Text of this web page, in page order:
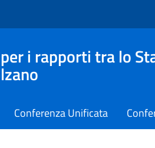
i rapporti tra lo
Conferenza Unificata